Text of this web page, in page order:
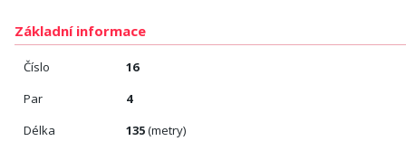
Základní informace
Číslo
16
Par
4
Délka
135(metry)